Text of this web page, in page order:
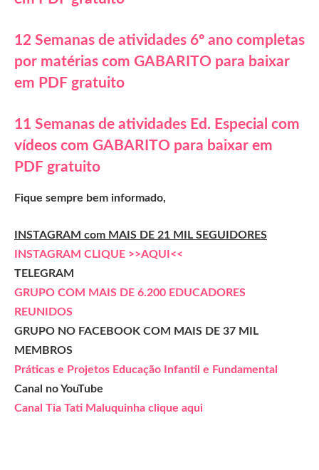
12 Semanas de atividades 6º ano completas
por matérias com GABARITO para baixar
em PDF gratuito
11 Semanas de atividades Ed. Especial com
vídeos com GABARITO para baixar em
PDF gratuito
Fique sempre bem informado,
INSTAGRAM com MAIS DE 21 MIL SEGUIDORES
INSTAGRAM CLIQUE >>AQUI<<
TELEGRAM
GRUPO COM MAIS DE 6.200 EDUCADORES
REUNIDOS
GRUPO NO FACEBOOK COM MAIS DE 37 MIL
MEMBROS
Práticas e Projetos Educação Infantil e Fundamental
Canal no YouTube
Canal Tia Tati Maluquinha clique aqui